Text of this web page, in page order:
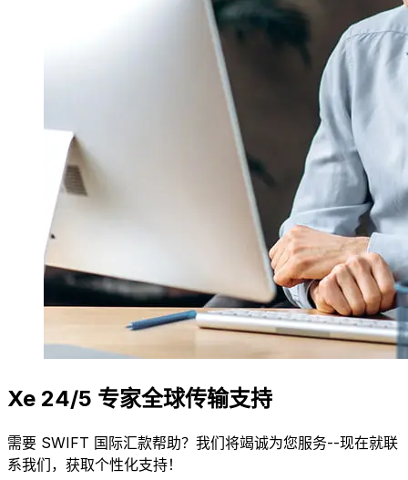
Xe 24/5 专家全球传输支持
需要 SWIFT 国际汇款帮助？我们将竭诚为您服务--现在就联
系我们，获取个性化支持！